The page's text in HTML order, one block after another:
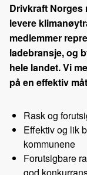
Drivkraft Norges
levere
medlemmer
ladebransje, og
hele landet. Vi
på en effektiv
Rask og
Effektiv og lik
kommunene
Forutsigbare
god